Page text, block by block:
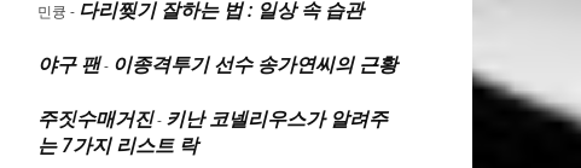
민큥 - 다리찢기 잘하는 법 : 일상 속 습관
야구 팬- 이종격투기 선수 송가연씨의 근황
주짓수매거진- 키난 코넬리우스가 알려주
는 7가지 리스트 락